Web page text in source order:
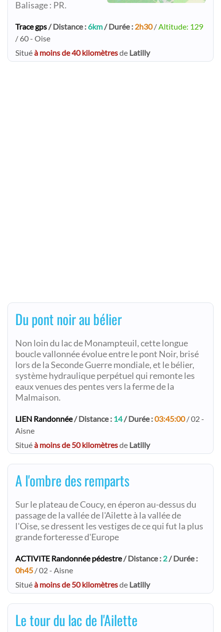
Balisage : PR.
Trace gps/ Distance : 6km/ Durée : 2h30/Altitude: 129
/ 60 - Oise
Situéà moins de 40 kilomètresde Latilly
Du pont noir au bélier
Non loin du lac de Monampteuil, cette longue
boucle vallonnée évolue entre le pont Noir, brisé
lors de la Seconde Guerre mondiale, et le bélier,
système hydraulique perpétuel qui remonte les
eaux venues des pentes vers la ferme de la
Malmaison.
LIEN Randonnée/ Distance : 14/ Durée :03:45:00/ 02 -
Aisne
Situéà moins de 50 kilomètresde Latilly
A l'ombre des remparts
Sur le plateau de Coucy, en éperon au-dessus du
passage de la vallée de l'Ailette à la vallée de
l'Oise, se dressent les vestiges de ce qui fut la plus
grande forteresse d'Europe
ACTIVITE Randonnée pédestre/ Distance : 2/ Durée :
0h45 / 02 - Aisne
Situéà moins de 50 kilomètresde Latilly
Le tour du lac de l'Ailette